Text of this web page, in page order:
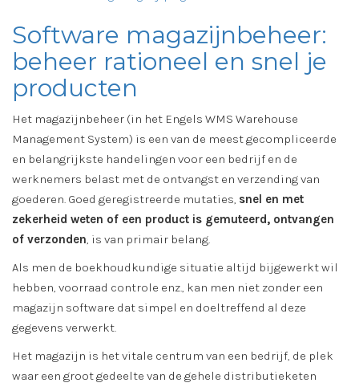
Software magazijnbeheer:
beheer rationeel en snel je
producten
Het magazijnbeheer (in het Engels WMS Warehouse
Management System) is een van de meest gecompliceerde
en belangrijkste handelingen voor een bedrijf en de
werknemers belast met de ontvangst en verzending van
goederen. Goed geregistreerde mutaties, snel en met
zekerheid weten of een product is gemuteerd, ontvangen
of verzonden , is van primair belang.
Als men de boekhoudkundige situatie altijd bijgewerkt wil
hebben, voorraad controle enz., kan men niet zonder een
magazijn software dat simpel en doeltreffend al deze
gegevens verwerkt.
Het magazijn is het vitale centrum van een bedrijf, de plek
waar een groot gedeelte van de gehele distributieketen